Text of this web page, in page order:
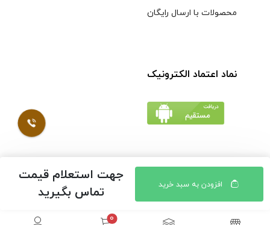
افزودن به سبد خرید
جهت استعلام قیمت
تماس بگیرید
محصولات با ارسال رایگان
نماد اعتماد الکترونیک
© کلیه حقوق مادی و معنوی محتویات سایت فروشگاه اینترنتی
موسوی محفوظ است |
طراحی شده توسط ایلیاسیستم